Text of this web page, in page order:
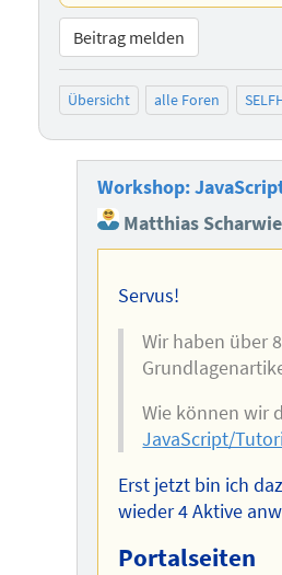
Beitrag melden
Übersicht alle Foren
Workshop:
Matthias
Servus!
Wir haben über
Wie können wir
JavaScript/
Erst jetzt bin ich
wieder 4 Aktive
Portalseiten